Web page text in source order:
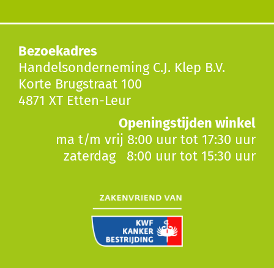
Bezoekadres
Handelsonderneming C.J. Klep B.V.
Korte Brugstraat 100
4871 XT Etten-Leur
Openingstijden winkel
ma t/m vrij 8:00 uur tot 17:30 uur
zaterdag 8:00 uur tot 15:30 uur